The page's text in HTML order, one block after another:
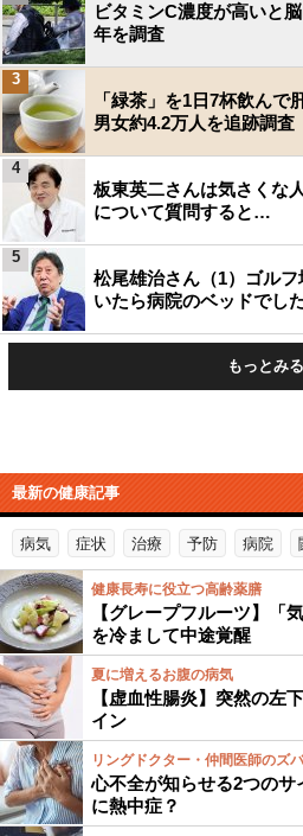
ビタミンC濃度が高いと
年を調査
「緑茶」を1日7杯飲ん
男女約4.2万人を追跡調査
3
板東英二さんは気さくな
について質問すると…
4
松尾雄治さん（1）ゴル
いたら病院のベッドでした
5
もっとみる
最新の健康記事
病気 症状 治療 予防 病院
健康長寿に役立つ高齢薬膳
【グレープフルーツ】「
を冷まして中途覚醒
夏に増えるお腹の病気
【虚血性腸炎】突然の左
イン
リングドクター・仲間医師のズ
心不全が知らせる2つの
に熱中症？